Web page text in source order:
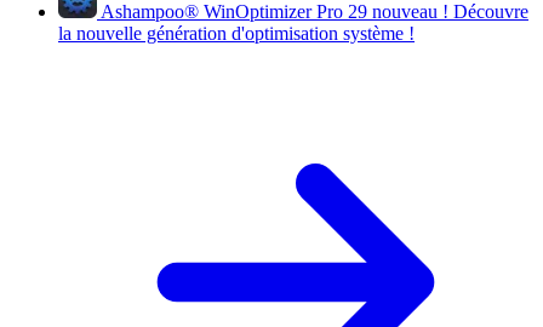
Ashampoo® WinOptimizer Pro 29 nouveau ! Découvre
la nouvelle génération d'optimisation système !